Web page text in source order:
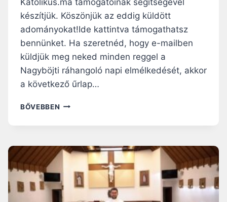
készítjük. Köszönjük az eddig küldött
adományokat!Ide kattintva támogathatsz
bennünket. Ha szeretnéd, hogy e-mailben
küldjük meg neked minden reggel a
Nagyböjti ráhangoló napi elmélkedését, akkor
a következő űrlap…
BŐVEBBEN A
–
NAGYBÖJTI
RÁHANGOLÓ